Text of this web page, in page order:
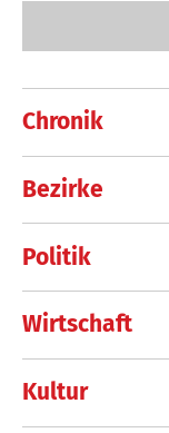
Chronik
Bezirke
Politik
Wirtschaft
Kultur